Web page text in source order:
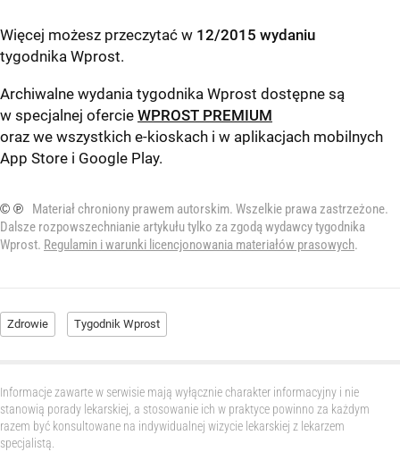
Więcej możesz przeczytać w 12/2015 wydaniu
tygodnika Wprost.
Archiwalne wydania tygodnika Wprost dostępne są
w specjalnej ofercie WPROST PREMIUM
oraz we wszystkich e-kioskach i w aplikacjach mobilnych
App Store i Google Play.
© ℗
Materiał chroniony prawem autorskim. Wszelkie prawa zastrzeżone.
Dalsze rozpowszechnianie artykułu tylko za zgodą wydawcy tygodnika
Wprost. Regulamin i warunki licencjonowania materiałów prasowych.
Zdrowie Tygodnik Wprost
Informacje zawarte w serwisie mają wyłącznie charakter informacyjny i nie
stanowią porady lekarskiej, a stosowanie ich w praktyce powinno za każdym
razem być konsultowane na indywidualnej wizycie lekarskiej z lekarzem
specjalistą.